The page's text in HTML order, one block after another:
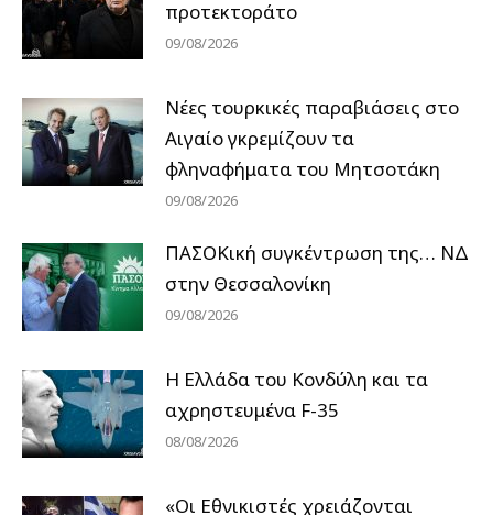
προτεκτοράτο
09/08/2026
Νέες τουρκικές παραβιάσεις στο
Αιγαίο γκρεμίζουν τα
φληναφήματα του Μητσοτάκη
09/08/2026
ΠΑΣΟΚική συγκέντρωση της… ΝΔ
στην Θεσσαλονίκη
09/08/2026
Η Ελλάδα του Κονδύλη και τα
αχρηστευμένα F-35
08/08/2026
«Οι Εθνικιστές χρειάζονται